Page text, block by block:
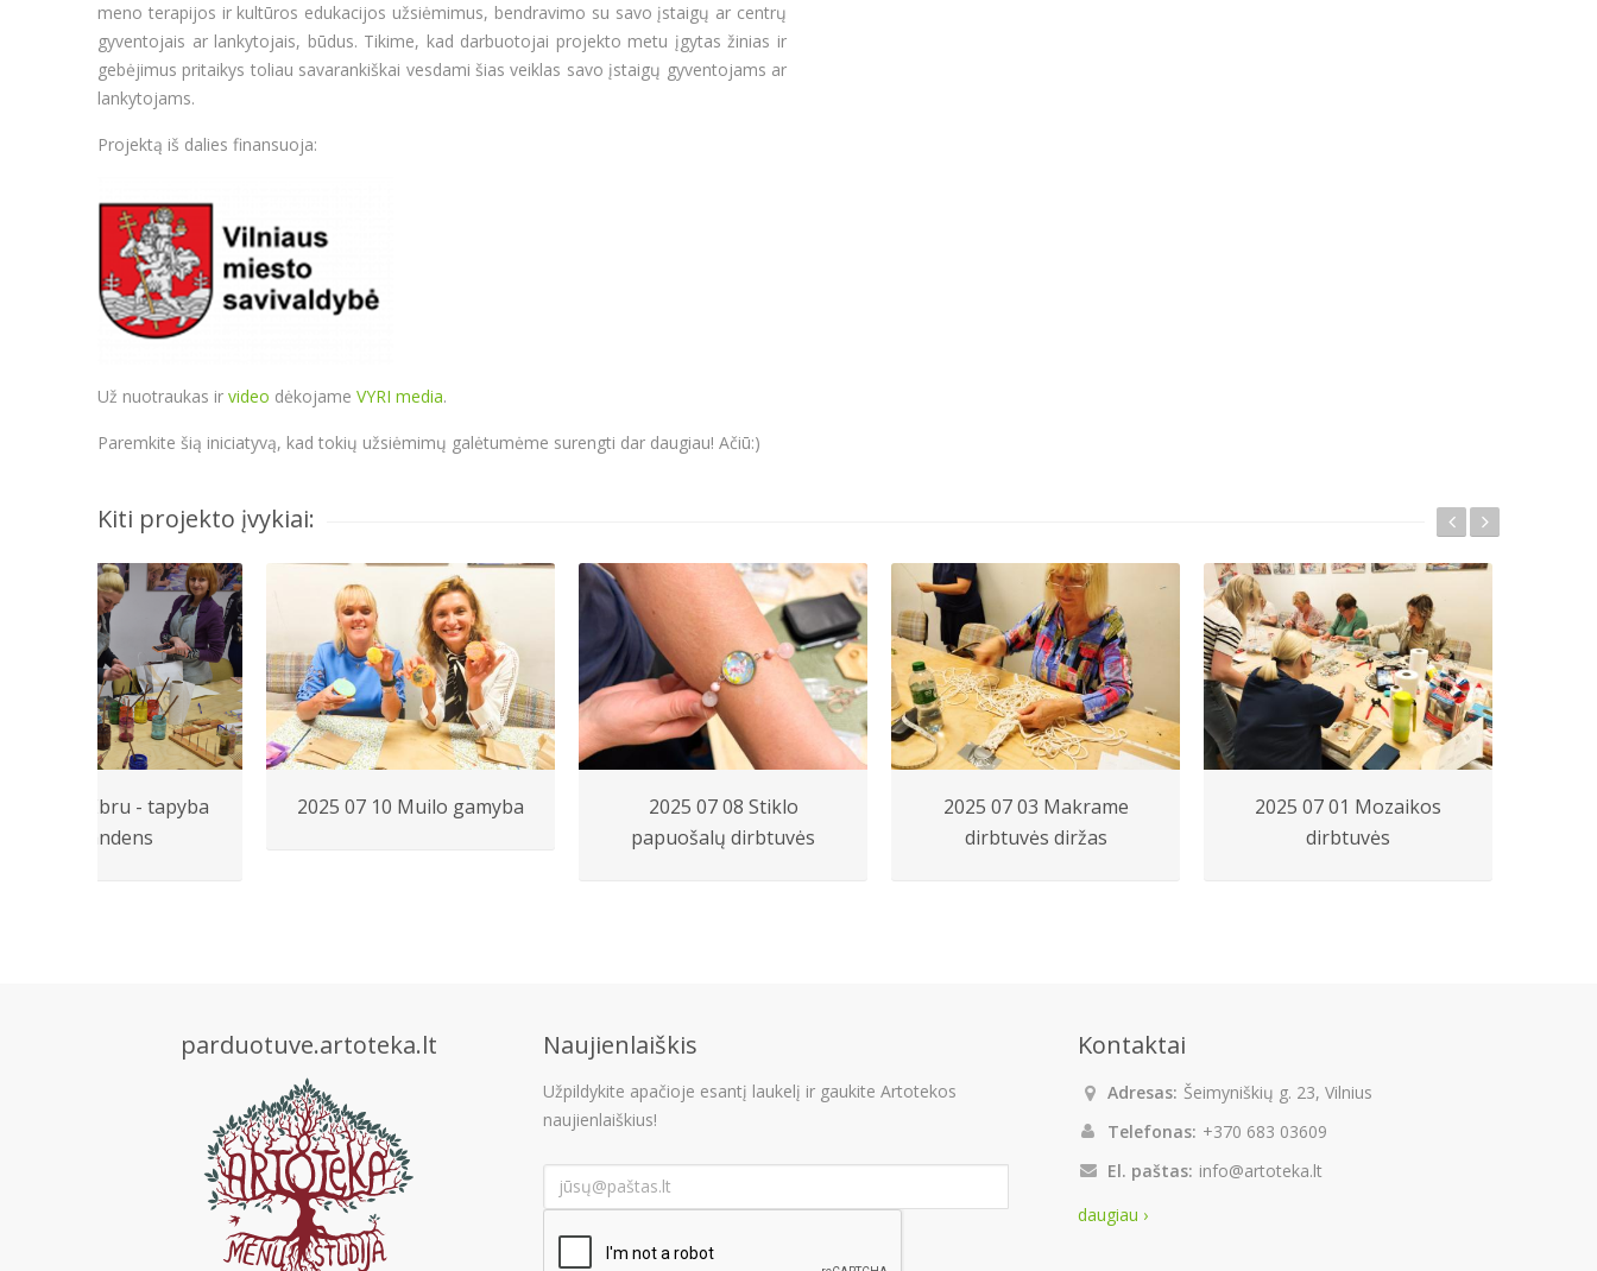
meno terapijos ir kultūros edukacijos užsiėmimus, bendravimo su savo įstaigų ar centrų
gyventojais ar lankytojais, būdus. Tikime, kad darbuotojai projekto metu įgytas žinias ir
gebėjimus pritaikys toliau savarankiškai vesdami šias veiklas savo įstaigų gyventojams ar
lankytojams.
Projektą iš dalies finansuoja:
Už nuotraukas ir video dėkojame VYRI media.
Paremkite šią iniciatyvą, kad tokių užsiėmimų galėtumėme surengti dar daugiau! Ačiū:)
Kiti projekto įvykiai:
03 09 Ebru - tapyba
ant vandens
2025 07 10 Muilo gamyba
2025 07 08 Stiklo
papuošalų dirbtuvės
2025 07 03 Makrame
dirbtuvės diržas
2025 07 01 Mozaikos
dirbtuvės
parduotuve.artoteka.lt Naujienlaiškis
Užpildykite apačioje esantį laukelį ir gaukite Artotekos
naujienlaiškius!
Kontaktai
Adresas: Šeimyniškių g. 23, Vilnius
Telefonas: +370 683 03609
El. paštas: info@artoteka.lt
daugiau ›